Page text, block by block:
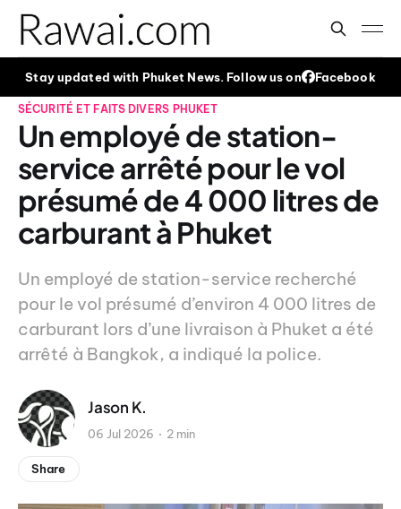
Stay updated with Phuket News. Follow us on Facebook
SÉCURITÉ ET FAITS DIVERS PHUKET
Un employé de station-
service arrêté pour le vol
présumé de 4 000 litres de
carburant à Phuket
Un employé de station-service recherché
pour le vol présumé d’environ 4 000 litres de
carburant lors d’une livraison à Phuket a été
arrêté à Bangkok, a indiqué la police.
Jason K.
06 Jul 2026 2 min
Share